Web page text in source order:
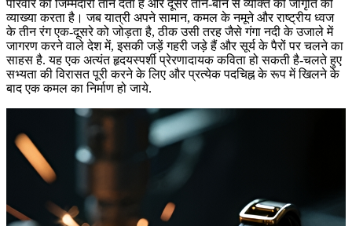
परिवार की जिम्मेदारी ताने देता है और दूसरे ताने-बाने से व्यक्ति की जागृति की
व्याख्या करता है। जब यात्री अपने सामान, कमल के नमूने और राष्ट्रीय ध्वज
के तीन रंग एक-दूसरे को जोड़ता है, ठीक उसी तरह जैसे गंगा नदी के उजाले में
जागरण करने वाले देश में, इसकी जड़ें गहरी जड़े हैं और सूर्य के पैरों पर चलने का
साहस है. यह एक अत्यंत हृदयस्पर्शी प्रेरणादायक कविता हो सकती है-चलते हुए
सभ्यता की विरासत पूरी करने के लिए और प्रत्येक पदचिह्न के रूप में खिलने के
बाद एक कमल का निर्माण हो जाये.